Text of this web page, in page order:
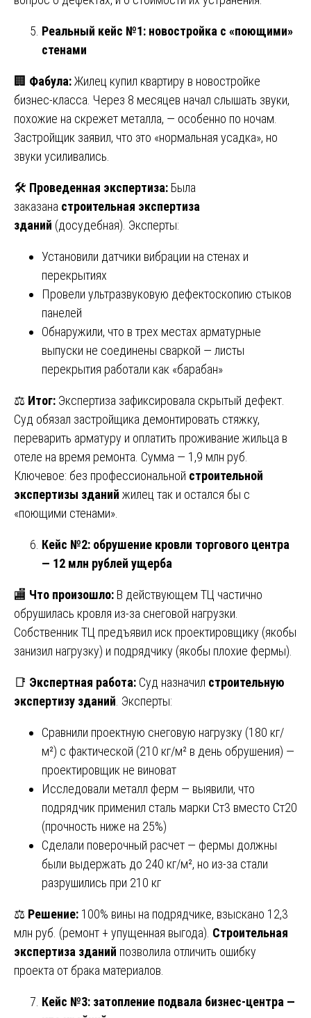
Реальный кейс №1: новостройка с «поющими»
стенами
🏢 Фабула:Жилец купил квартиру в новостройке
бизнес-класса. Через 8 месяцев начал слышать звуки,
похожие на скрежет металла, — особенно по ночам.
Застройщик заявил, что это «нормальная усадка», но
звуки усиливались.
🛠 Проведенная экспертиза: Была
заказана строительная экспертиза
зданий (досудебная). Эксперты:
Установили датчики вибрации на стенах и
перекрытиях
Провели ультразвуковую дефектоскопию стыков
панелей
Обнаружили, что в трех местах арматурные
выпуски не соединены сваркой — листы
перекрытия работали как «барабан»
⚖️ Итог: Экспертиза зафиксировала скрытый дефект.
Суд обязал застройщика демонтировать стяжку,
переварить арматуру и оплатить проживание жильца в
отеле на время ремонта. Сумма — 1,9 млн руб.
Ключевое: без профессиональной строительной
экспертизы зданий жилец так и остался бы с
«поющими стенами».
Кейс №2: обрушение кровли торгового центра
— 12 млн рублей ущерба
🏬 Что произошло: В действующем ТЦ частично
обрушилась кровля из-за снеговой нагрузки.
Собственник ТЦ предъявил иск проектировщику (якобы
занизил нагрузку) и подрядчику (якобы плохие фермы).
📑 Экспертная работа: Суд назначил строительную
экспертизу зданий . Эксперты:
Сравнили проектную снеговую нагрузку (180 кг/
м²) с фактической (210 кг/м² в день обрушения) —
проектировщик не виноват
Исследовали металл ферм — выявили, что
подрядчик применил сталь марки Ст3 вместо Ст20
(прочность ниже на 25%)
Сделали поверочный расчет — фермы должны
были выдержать до 240 кг/м², но из-за стали
разрушились при 210 кг
⚖️ Решение: 100% вины на подрядчике, взыскано 12,3
млн руб. (ремонт + упущенная выгода). Строительная
экспертиза зданий позволила отличить ошибку
проекта от брака материалов.
Кейс №3: затопление подвала бизнес-центра —